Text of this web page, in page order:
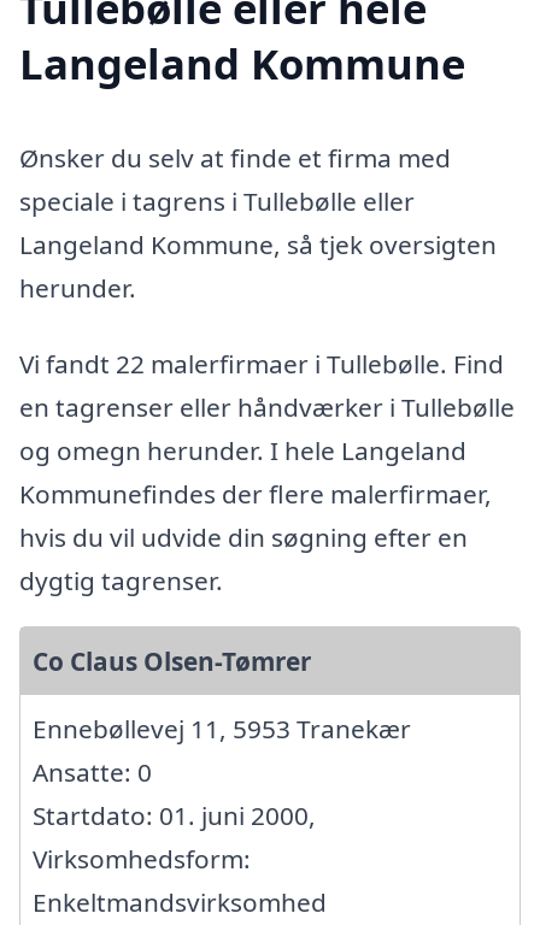
Langeland Kommune
Ønsker du selv at finde et firma med
speciale i tagrens i Tullebølle eller
Langeland Kommune, så tjek oversigten
herunder.
Vi fandt 22 malerfirmaer i Tullebølle. Find
en tagrenser eller håndværker i Tullebølle
og omegn herunder. I hele Langeland
Kommunefindes der flere malerfirmaer,
hvis du vil udvide din søgning efter en
dygtig tagrenser.
Co Claus Olsen-Tømrer
Ennebøllevej 11, 5953 Tranekær
Ansatte: 0
Startdato: 01. juni 2000,
Virksomhedsform:
Enkeltmandsvirksomhed